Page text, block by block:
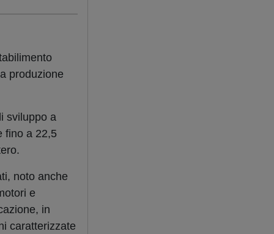
produzione
sviluppo a
fino a 22,5
noto anche
e
in
caratterizzate